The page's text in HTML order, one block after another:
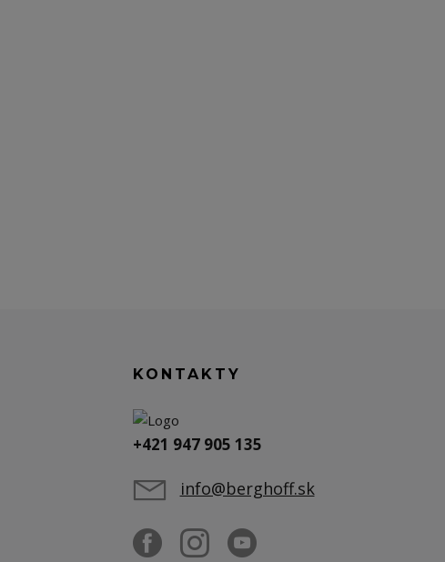
KONTAKTY
+421 947 905 135
info@berghoff.sk